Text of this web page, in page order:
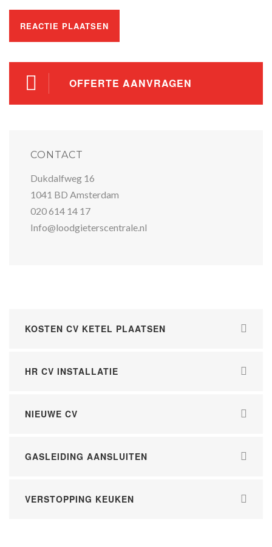
OFFERTE AANVRAGEN
CONTACT
Dukdalfweg 16
1041 BD Amsterdam
020 614 14 17
Info@loodgieterscentrale.nl
KOSTEN CV KETEL PLAATSEN
HR CV INSTALLATIE
NIEUWE CV
GASLEIDING AANSLUITEN
VERSTOPPING KEUKEN